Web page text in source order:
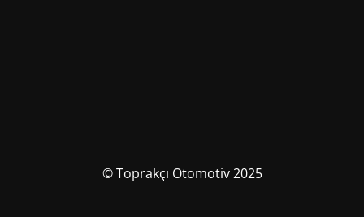
© Toprakçı Otomotiv 2025